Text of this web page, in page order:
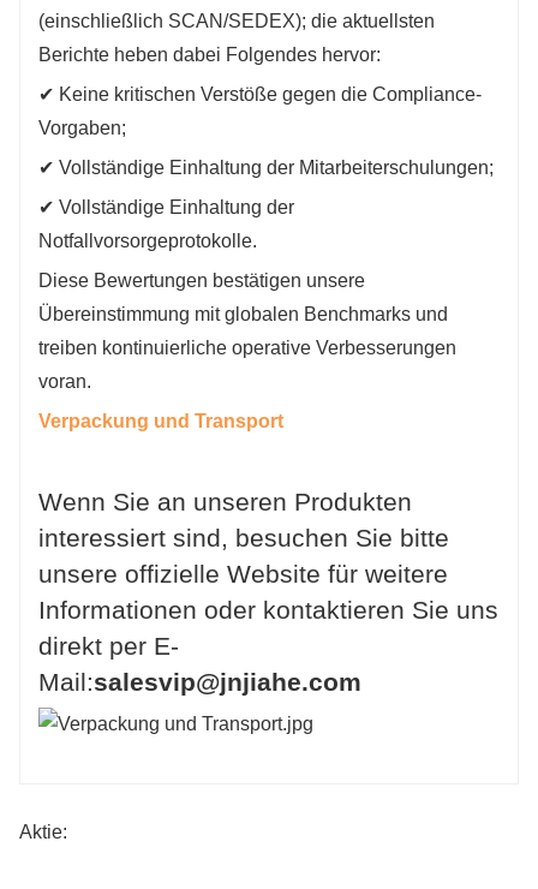
(einschließlich SCAN/SEDEX); die aktuellsten
Berichte heben dabei Folgendes hervor:
✔ Keine kritischen Verstöße gegen die Compliance-
Vorgaben;
✔ Vollständige Einhaltung der Mitarbeiterschulungen;
✔ Vollständige Einhaltung der
Notfallvorsorgeprotokolle.
Diese Bewertungen bestätigen unsere
Übereinstimmung mit globalen Benchmarks und
treiben kontinuierliche operative Verbesserungen
voran.
Verpackung und Transport
Wenn Sie an unseren Produkten
interessiert sind, besuchen Sie bitte
unsere offizielle Website für weitere
Informationen oder kontaktieren Sie uns
direkt per E-
Mail:salesvip@jnjiahe.com
Aktie: